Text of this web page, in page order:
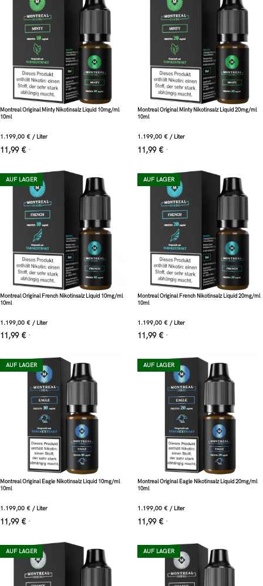
Montreal Original Minty Nikotinsalz Liquid 10mg/ml
10ml
1.199,00 € / Liter
11,99 € *
Montreal Original Minty Nikotinsalz Liquid 20mg/ml
10ml
1.199,00 € / Liter
11,99 € *
AUF LAGER
Montreal Original French Nikotinsalz Liquid 10mg/ml
10ml
1.199,00 € / Liter
11,99 € *
AUF LAGER
Montreal Original French Nikotinsalz Liquid 20mg/ml
10ml
1.199,00 € / Liter
11,99 € *
AUF LAGER
Montreal Original Eagle Nikotinsalz Liquid 10mg/ml
10ml
1.199,00 € / Liter
11,99 € *
AUF LAGER
Montreal Original Eagle Nikotinsalz Liquid 20mg/ml
10ml
1.199,00 € / Liter
11,99 € *
AUF LAGER AUF LAGER